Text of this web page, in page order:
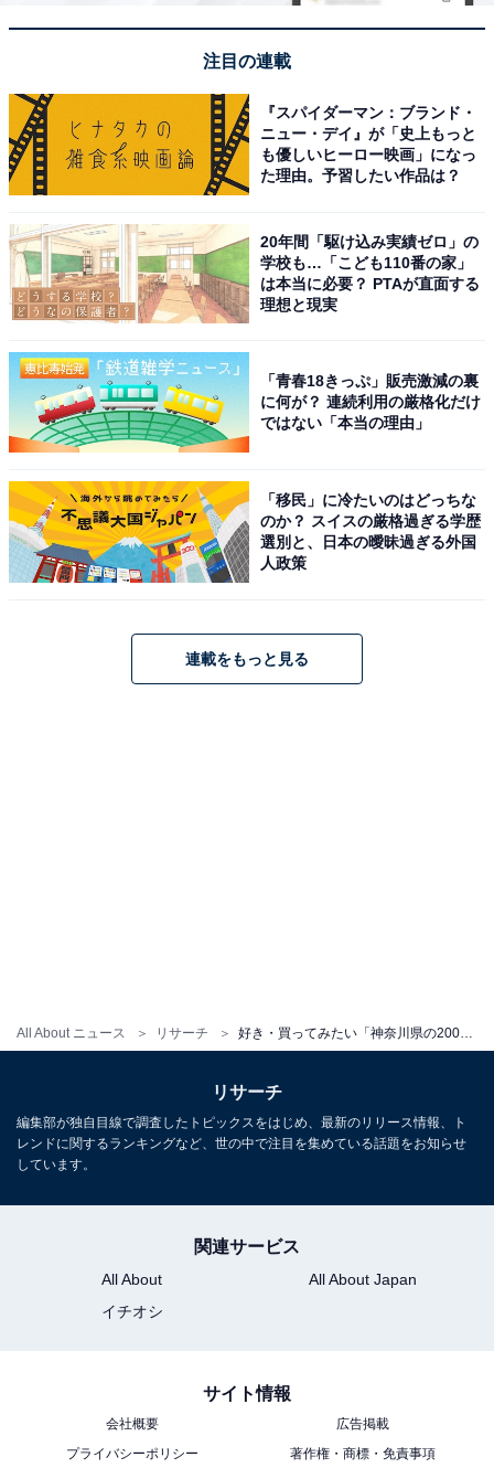
All About ニュース リサーチ
次ページ
5位までの全ランキング結果を見
こちらもおすすめ
注目の連載
『スパイダーマン：ブランド・
ニュー・デイ』が「史上もっと
も優しいヒーロー映画」になっ
た理由。予習したい作品は？
20年間「駆け込み実績ゼロ」の
学校も…「こども110番の家」
は本当に必要？ PTAが直面する
理想と現実
「青春18きっぷ」販売激減の裏
に何が？ 連続利用の厳格化だけ
ではない「本当の理由」
「移民」に冷たいのはどっちな
のか？ スイスの厳格過ぎる学歴
選別と、日本の曖昧過ぎる外国
人政策
連載をもっと見る
リサーチ
編集部が独自目線で調査したトピックスをはじめ、最新のリリース情報、ト
レンドに関するランキングなど、世の中で注目を集めている話題をお知らせ
しています。
関連サービス
All About
All About Japan
イチオシ
サイト情報
会社概要
広告掲載
プライバシーポリシー
著作権・商標・免責事項